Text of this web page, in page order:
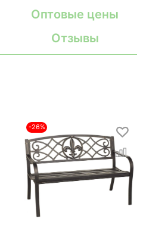
Оптовые цены
Отзывы
-26%